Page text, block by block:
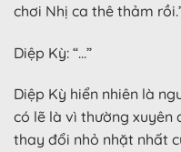
chơi Nhị ca thê thảm
Diệp Kỳ: “…”
Diệp Kỳ hiển nhiên là
có lẽ là vì thường xuyên
thay đổi nhỏ nhặt nhất